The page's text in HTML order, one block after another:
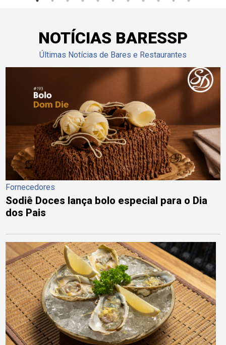
NOTÍCIAS BARESSP
Últimas Notícias de Bares e Restaurantes
Fornecedores
Sodiê Doces lança bolo especial para o Dia
dos Pais